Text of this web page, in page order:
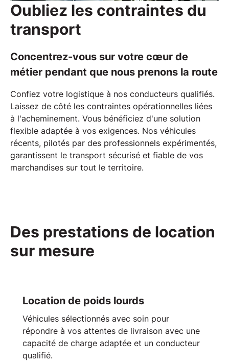
Oubliez les contraintes du
transport
Concentrez-vous sur votre cœur de
métier pendant que nous prenons la route
Confiez votre logistique à nos conducteurs qualifiés.
Laissez de côté les contraintes opérationnelles liées
à l'acheminement. Vous bénéficiez d'une solution
flexible adaptée à vos exigences. Nos véhicules
récents, pilotés par des professionnels expérimentés,
garantissent le transport sécurisé et fiable de vos
marchandises sur tout le territoire.
Des prestations de location
sur mesure
Location de poids lourds
Véhicules sélectionnés avec soin pour
répondre à vos attentes de livraison avec une
capacité de charge adaptée et un conducteur
qualifié.